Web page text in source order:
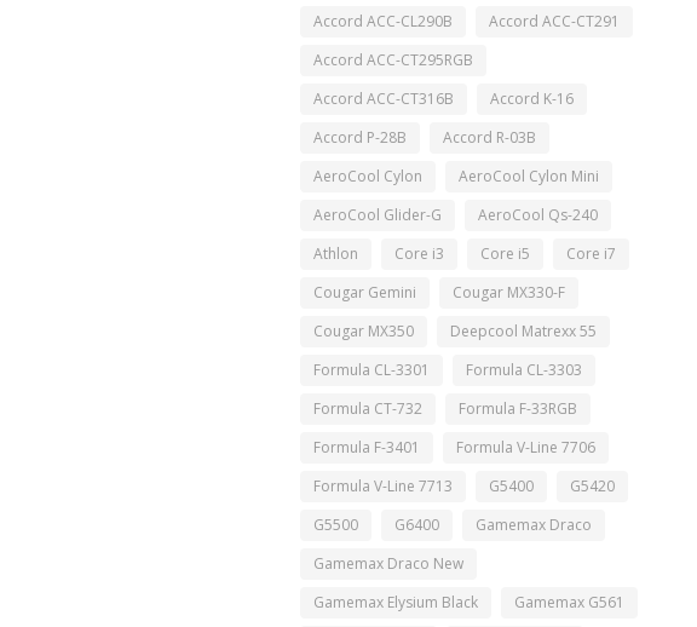
Accord ACC-CL290B
Accord ACC-CT291
Accord ACC-CT295RGB
Accord ACC-CT316B
Accord K-16
Accord P-28B
Accord R-03B
AeroCool Cylon
AeroCool Cylon Mini
AeroCool Glider-G
AeroCool Qs-240
Athlon
Core i3 Core i5
Core i7
Cougar Gemini
Cougar MX330-F
Cougar MX350
Deepcool Matrexx 55
Formula CL-3301
Formula CL-3303
Formula CT-732
Formula F-33RGB
Formula F-3401
Formula V-Line 7706
Formula V-Line 7713
G5400
G5420
G5500
G6400
Gamemax Draco
Gamemax Draco New
Gamemax Elysium Black
Gamemax G561